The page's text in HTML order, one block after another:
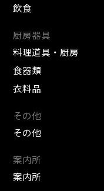
飲食
厨房器具
料理道具・厨房
食器類
衣料品
その他
その他
案内所
案内所